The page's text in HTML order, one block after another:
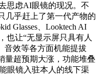
思虑AI眼镜的现况。不
几乎赶上了第一代产物的
Glasses、Looktech AI
也让“无显示屏只具有人
音效等各方面机能提拔
量超预期大涨，功能堆叠
眼镜入驻本人的线下渠